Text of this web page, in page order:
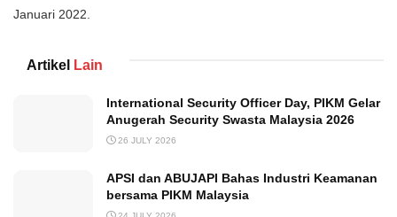
Januari 2022.
Artikel Lain
International Security Officer Day, PIKM Gelar
Anugerah Security Swasta Malaysia 2026
26 JULY 2026
APSI dan ABUJAPI Bahas Industri Keamanan
bersama PIKM Malaysia